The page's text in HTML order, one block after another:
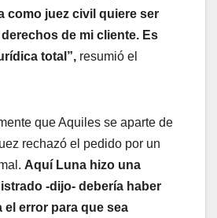
como juez civil quiere ser
de mi cliente. Es
total”, resumió el
que Aquiles se aparte de
rechazó el pedido por un
Aquí Luna hizo una
-dijo- debería haber
el error para que sea